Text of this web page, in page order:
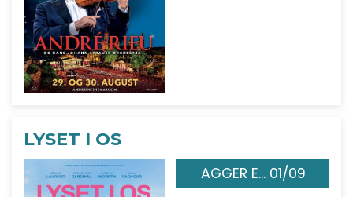
LYSET I OS
AGGER E... 01/09